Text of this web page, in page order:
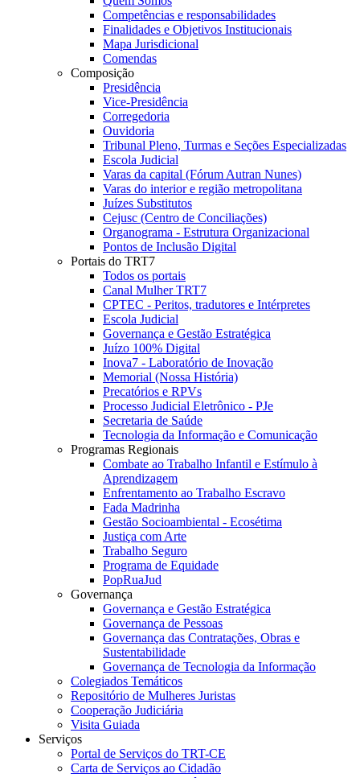
Competências e responsabilidades
Finalidades e Objetivos Institucionais
Mapa Jurisdicional
Comendas
Composição
Presidência
Vice-Presidência
Corregedoria
Ouvidoria
Tribunal Pleno, Turmas e Seções Especializadas
Escola Judicial
Varas da capital (Fórum Autran Nunes)
Varas do interior e região metropolitana
Juízes Substitutos
Cejusc (Centro de Conciliações)
Organograma - Estrutura Organizacional
Pontos de Inclusão Digital
Portais do TRT7
Todos os portais
Canal Mulher TRT7
CPTEC - Peritos, tradutores e Intérpretes
Escola Judicial
Governança e Gestão Estratégica
Juízo 100% Digital
Inova7 - Laboratório de Inovação
Memorial (Nossa História)
Precatórios e RPVs
Processo Judicial Eletrônico - PJe
Secretaria de Saúde
Tecnologia da Informação e Comunicação
Programas Regionais
Combate ao Trabalho Infantil e Estímulo à
Aprendizagem
Enfrentamento ao Trabalho Escravo
Fada Madrinha
Gestão Socioambiental - Ecosétima
Justiça com Arte
Trabalho Seguro
Programa de Equidade
PopRuaJud
Governança
Governança e Gestão Estratégica
Governança de Pessoas
Governança das Contratações, Obras e
Sustentabilidade
Governança de Tecnologia da Informação
Colegiados Temáticos
Repositório de Mulheres Juristas
Cooperação Judiciária
Visita Guiada
Serviços
Portal de Serviços do TRT-CE
Carta de Serviços ao Cidadão